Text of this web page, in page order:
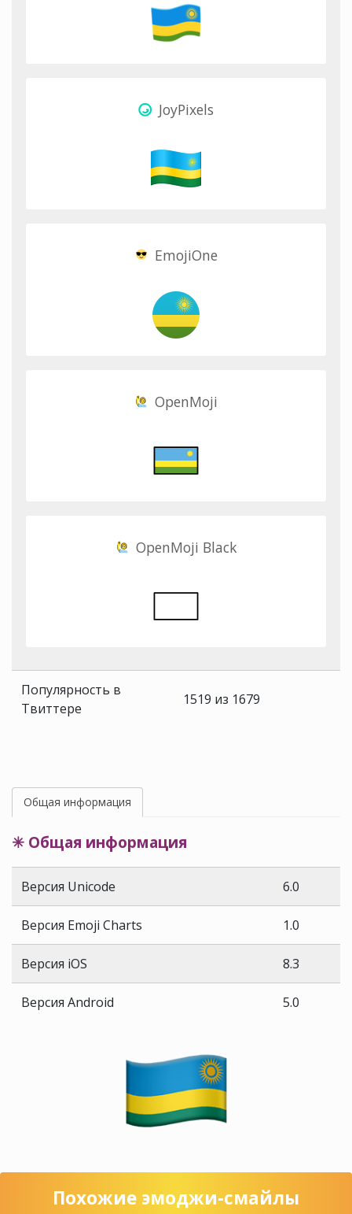
JoyPixels
EmojiOne
OpenMoji
OpenMoji Black
Популярность в
Твиттере
1519 из 1679
Общая информация
✳ Общая информация
Версия Unicode 6.0
Версия Emoji Charts 1.0
Версия iOS 8.3
Версия Android 5.0
Похожие эмоджи-смайлы